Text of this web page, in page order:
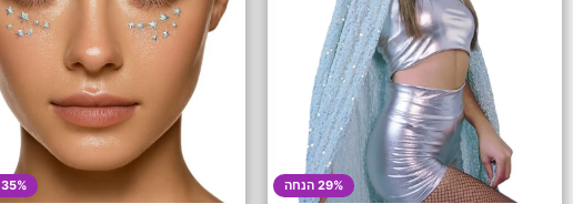
29% הנחה 35% הנחה